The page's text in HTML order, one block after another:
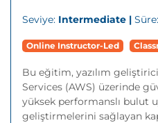
Seviye: Intermediate | Süre:
Online Instructor-Led
Bu eğitim, yazılım
Services (AWS) üzerinde
yüksek performanslı bulut
geliştirmelerini sağlayan